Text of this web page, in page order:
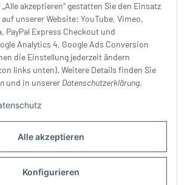
Alle akzeptieren
Konfigurieren
akzeptieren“ gestatten Sie den Einsatz
unserer Website: YouTube, Vimeo,
PayPal Express Checkout und
Analytics 4, Google Ads Conversion
die Einstellung jederzeit ändern
links unten). Weitere Details finden Sie
und in unserer Datenschutzerklärung.
10 - 18 Uhr
10 - 14 Uhr